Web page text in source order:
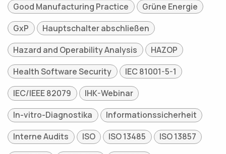
Good Manufacturing Practice
Grüne Energie
GxP
Hauptschalter abschließen
Hazard and Operability Analysis
HAZOP
Health Software Security
IEC 81001-5-1
IEC/IEEE 82079
IHK-Webinar
In-vitro-Diagnostika
Informationssicherheit
Interne Audits
ISO ISO 13485
ISO 13857